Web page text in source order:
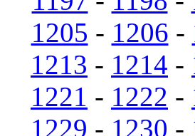
1205 - 1206 -
1213 - 1214 -
1221 - 1222 -
1229 - 1230 -